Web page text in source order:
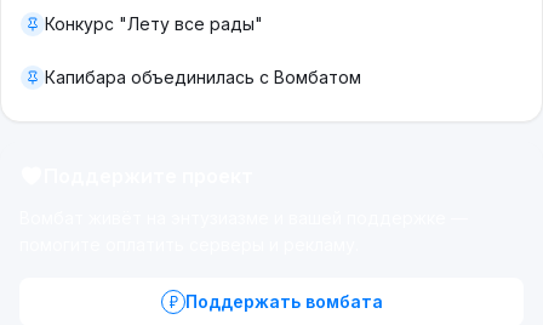
Конкурс "Лету все рады"
Капибара объединилась с Вомбатом
Поддержать вомбата